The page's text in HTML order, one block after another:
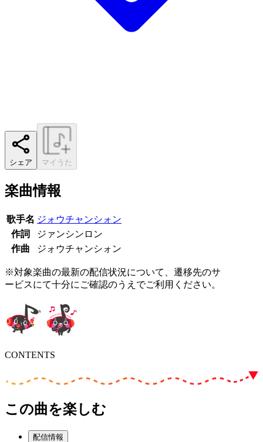
シェア マイうた
楽曲情報
歌手名 ジォウチャンシォン
作詞
ジァンシンロン
作曲
ジォウチャンシォン
※対象楽曲の最新の配信状況について、遷移先のサ
ービスにて十分にご確認のうえでご利用ください。
CONTENTS
この曲を楽しむ
配信情報